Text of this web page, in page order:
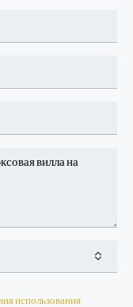
использования